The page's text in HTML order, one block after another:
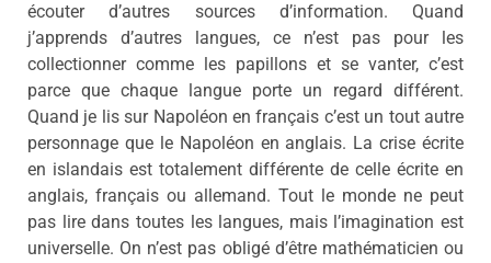
écouter d’autres sources d’information. Quand
j’apprends d’autres langues, ce n’est pas pour les
collectionner comme les papillons et se vanter, c’est
parce que chaque langue porte un regard différent.
Quand je lis sur Napoléon en français c’est un tout autre
personnage que le Napoléon en anglais. La crise écrite
en islandais est totalement différente de celle écrite en
anglais, français ou allemand. Tout le monde ne peut
pas lire dans toutes les langues, mais l’imagination est
universelle. On n’est pas obligé d’être mathématicien ou